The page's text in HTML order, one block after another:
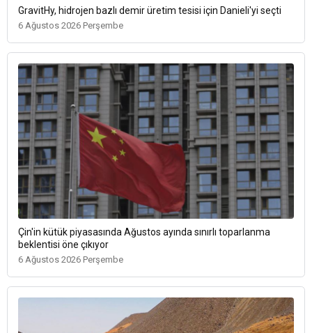
GravitHy, hidrojen bazlı demir üretim tesisi için Danieli'yi seçti
6 Ağustos 2026 Perşembe
Çin'in kütük piyasasında Ağustos ayında sınırlı toparlanma
beklentisi öne çıkıyor
6 Ağustos 2026 Perşembe